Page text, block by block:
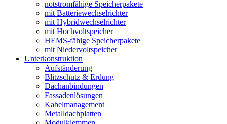
notstromfähige Speicherpakete
mit Batteriewechselrichter
mit Hybridwechselrichter
mit Hochvoltspeicher
HEMS-fähige Speicherpakete
mit Niedervoltspeicher
Unterkonstruktion
Aufständerung
Blitzschutz & Erdung
Dachanbindungen
Fassadenlösungen
Kabelmanagement
Metalldachplatten